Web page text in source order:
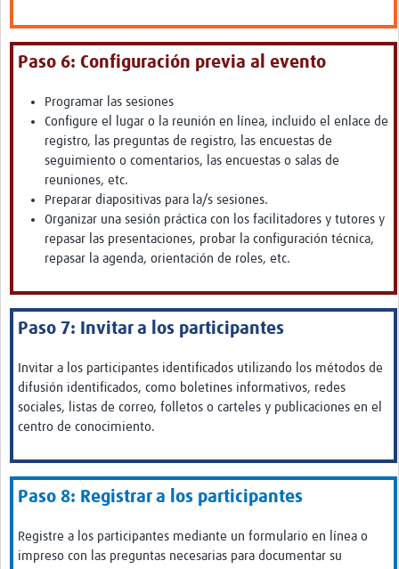
Paso 6: Configuración previa al evento
Programar las sesiones
Configure el lugar o la reunión en línea, incluido el enlace de
registro, las preguntas de registro, las encuestas de
seguimiento o comentarios, las encuestas o salas de
reuniones, etc.
Preparar diapositivas para la/s sesiones.
Organizar una sesión práctica con los facilitadores y tutores y
repasar las presentaciones, probar la configuración técnica,
repasar la agenda, orientación de roles, etc.
Paso 7: Invitar a los participantes
Invitar a los participantes identificados utilizando los métodos de
difusión identificados, como boletines informativos, redes
sociales, listas de correo, folletos o carteles y publicaciones en el
centro de conocimiento.
Paso 8: Registrar a los participantes
Registre a los participantes mediante un formulario en línea o
impreso con las preguntas necesarias para documentar su